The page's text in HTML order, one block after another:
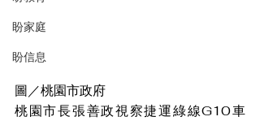
盼家庭
盼信息
圖／桃園市政府
桃園市長張善政視察捷運綠線G10車